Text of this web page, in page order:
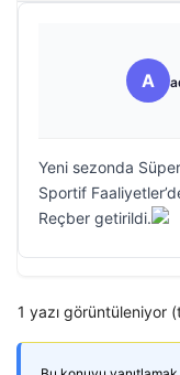
A
Yeni sezonda
Sportif
Reçber getirildi.
1 yazı görüntüleniyor